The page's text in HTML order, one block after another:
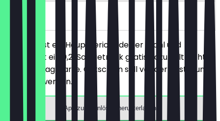
vor Ort
Du bestellst ein Hauptgericht deiner Wahl und
bekommst ein 0,2l Softgetränk gratis dazu. Gilt nicht
für die Mittagskarte. Gutschein soll vor der Bestellung
eingelöst werden.
App zum Einlösen herunterladen